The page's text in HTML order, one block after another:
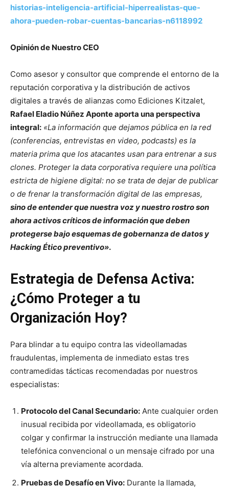
historias-inteligencia-artificial-hiperrealistas-que-
ahora-pueden-robar-cuentas-bancarias-n6118992
Opinión de Nuestro CEO
Como asesor y consultor que comprende el entorno de la
reputación corporativa y la distribución de activos
digitales a través de alianzas como Ediciones Kitzalet,
Rafael Eladio Núñez Aponte aporta una perspectiva
integral: «La información que dejamos pública en la red
(conferencias, entrevistas en video, podcasts) es la
materia prima que los atacantes usan para entrenar a sus
clones. Proteger la data corporativa requiere una política
estricta de higiene digital: no se trata de dejar de publicar
o de frenar la transformación digital de las empresas,
sino de entender que nuestra voz y nuestro rostro son
ahora activos críticos de información que deben
protegerse bajo esquemas de gobernanza de datos y
Hacking Ético preventivo».
Estrategia de Defensa Activa:
¿Cómo Proteger a tu
Organización Hoy?
Para blindar a tu equipo contra las videollamadas
fraudulentas, implementa de inmediato estas tres
contramedidas tácticas recomendadas por nuestros
especialistas:
Protocolo del Canal Secundario: Ante cualquier orden
inusual recibida por videollamada, es obligatorio
colgar y confirmar la instrucción mediante una llamada
telefónica convencional o un mensaje cifrado por una
vía alterna previamente acordada.
Pruebas de Desafío en Vivo: Durante la llamada,